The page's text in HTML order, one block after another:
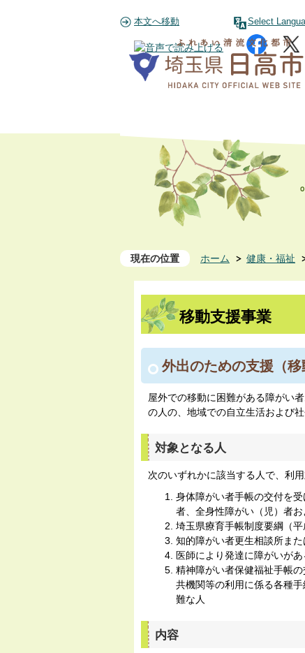
本文へ移動 Select
現在の位置 ホーム 健康・福祉
移動支援事業
外出のための支援（移
屋外での移動に困難がある障がい
の人の、地域での自立生活および
対象となる人
次のいずれかに該当する人で、利
身体障がい者手帳の交付を
者、全身性障がい（児）者
埼玉県療育手帳制度要綱（
知的障がい者更生相談所ま
医師により発達に障がいが
精神障がい者保健福祉手帳
共機関等の利用に係る各種
難な人
内容